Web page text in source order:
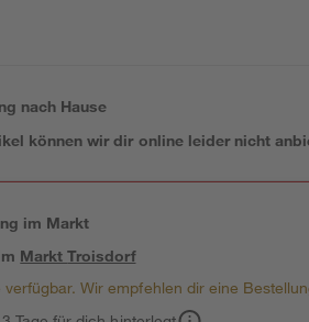
nach Hause
können wir dir online leider nicht
im Markt
MarktTroisdorf
verfügbar. Wir empfehlen dir eine